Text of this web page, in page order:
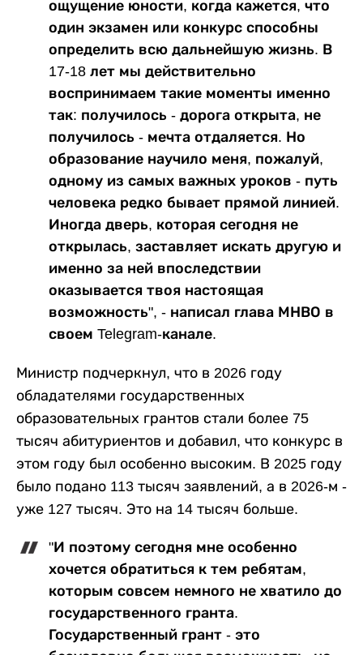
ощущение юности, когда кажется, что
один экзамен или конкурс способны
определить всю дальнейшую жизнь. В
17-18 лет мы действительно
воспринимаем такие моменты именно
так: получилось - дорога открыта, не
получилось - мечта отдаляется. Но
образование научило меня, пожалуй,
одному из самых важных уроков - путь
человека редко бывает прямой линией.
Иногда дверь, которая сегодня не
открылась, заставляет искать другую и
именно за ней впоследствии
оказывается твоя настоящая
возможность", - написал глава МНВО в
своем Telegram-канале.
Министр подчеркнул, что в 2026 году
обладателями государственных
образовательных грантов стали более 75
тысяч абитуриентов и добавил, что конкурс в
этом году был особенно высоким. В 2025 году
было подано 113 тысяч заявлений, а в 2026-м -
уже 127 тысяч. Это на 14 тысяч больше.
"И поэтому сегодня мне особенно
хочется обратиться к тем ребятам,
которым совсем немного не хватило до
государственного гранта.
Государственный грант - это